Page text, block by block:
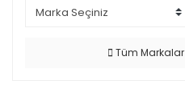
Tüm Markalar